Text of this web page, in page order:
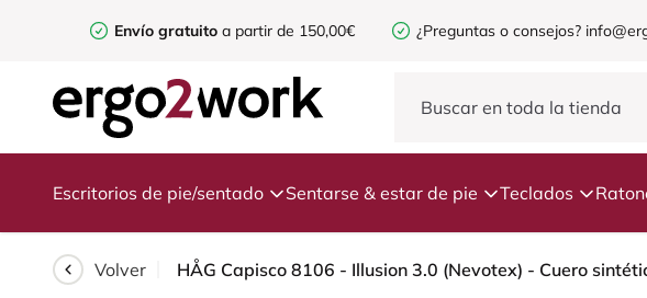
Envío gratuito a partir de 150,00€ ¿Preguntas o consejos?
Escritorios de pie/sentado Sentarse & estar de pie Teclados
Volver HÅG Capisco 8106 - Illusion 3.0 (Nevotex) - Cuero